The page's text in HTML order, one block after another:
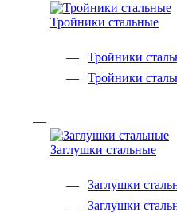
Тройники стальные
Тройники
Тройники
Заглушки стальные
Заглушки
Заглушки